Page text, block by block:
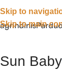
Skip to
Skip to main
Sun Baby